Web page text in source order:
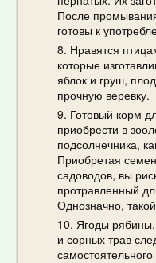
После
готовы к
Нравятся
которые
яблок и груш,
прочную веревку.
Готовый корм
приобрести в
подсолнечника,
Приобретая
садоводов, вы
протравленный
Однозначно,
Ягоды
и сорных трав